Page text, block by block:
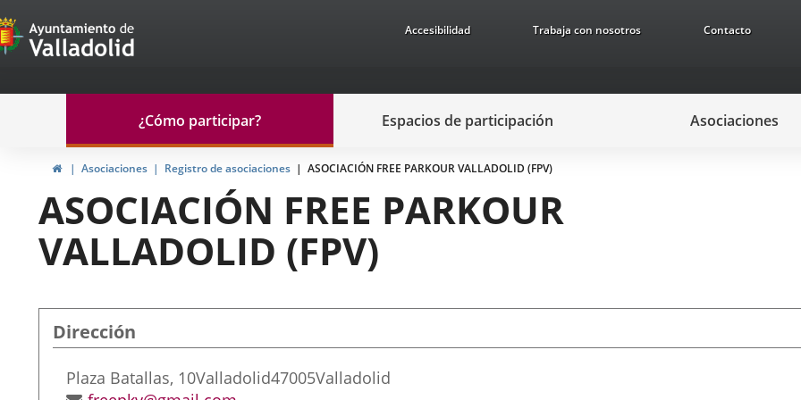
Portal
de
Participación
Accesibilidad Trabaja con nosotros Contacto
navegación
Participación
¿Cómo participar? Espacios de participación Asociaciones
InicioAsociaciones Registro de asociaciones ASOCIACIÓN FREE PARKOUR VALLADOLID (FPV)
ASOCIACIÓN FREE PARKOUR
VALLADOLID (FPV)
Dirección
Dirección
Plaza Batallas, 10Valladolid47005Valladolid